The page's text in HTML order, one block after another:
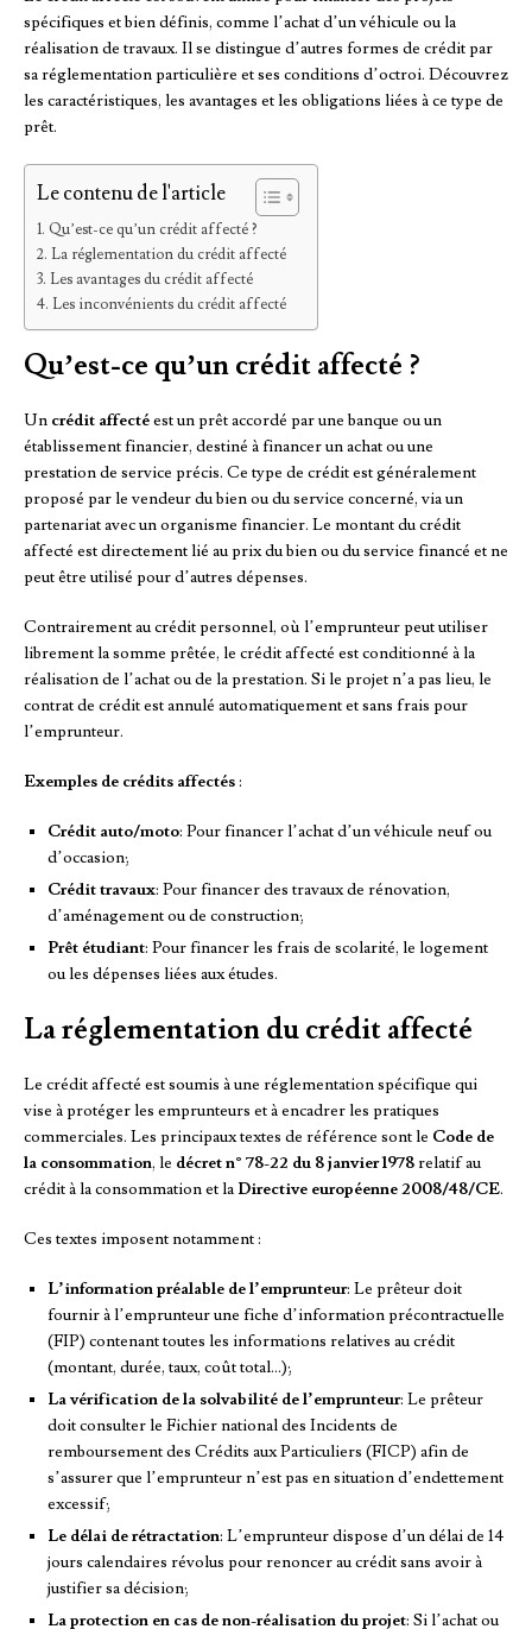
spécifiques et bien définis, comme l’achat d’un véhicule ou la
réalisation de travaux. Il se distingue d’autres formes de crédit par
sa réglementation particulière et ses conditions d’octroi. Découvrez
les caractéristiques, les avantages et les obligations liées à ce type de
prêt.
Le contenu de l'article
Qu’est-ce qu’un crédit affecté ?
La réglementation du crédit affecté
Les avantages du crédit affecté
Les inconvénients du crédit affecté
Qu’est-ce qu’un crédit affecté ?
Un crédit affectéest un prêt accordé par une banque ou un
établissement financier, destiné à financer un achat ou une
prestation de service précis. Ce type de crédit est généralement
proposé par le vendeur du bien ou du service concerné, via un
partenariat avec un organisme financier. Le montant du crédit
affecté est directement lié au prix du bien ou du service financé et ne
peut être utilisé pour d’autres dépenses.
Contrairement au crédit personnel, où l’emprunteur peut utiliser
librement la somme prêtée, le crédit affecté est conditionné à la
réalisation de l’achat ou de la prestation. Si le projet n’a pas lieu, le
contrat de crédit est annulé automatiquement et sans frais pour
l’emprunteur.
Exemples de crédits affectés:
Crédit auto/moto: Pour financer l’achat d’un véhicule neuf ou
d’occasion;
Crédit travaux: Pour financer des travaux de rénovation,
d’aménagement ou de construction;
Prêt étudiant: Pour financer les frais de scolarité, le logement
ou les dépenses liées aux études.
La réglementation du crédit affecté
Le crédit affecté est soumis à une réglementation spécifique qui
vise à protéger les emprunteurs et à encadrer les pratiques
commerciales. Les principaux textes de référence sont le Code de
la consommation, le décret n° 78-22 du 8 janvier 1978relatif au
crédit à la consommation et la Directive européenne 2008/48/CE.
Ces textes imposent notamment :
L’information préalable de l’emprunteur: Le prêteur doit
fournir à l’emprunteur une fiche d’information précontractuelle
(FIP) contenant toutes les informations relatives au crédit
(montant, durée, taux, coût total…);
La vérification de la solvabilité de l’emprunteur: Le prêteur
doit consulter le Fichier national des Incidents de
remboursement des Crédits aux Particuliers (FICP) afin de
s’assurer que l’emprunteur n’est pas en situation d’endettement
excessif;
Le délai de rétractation: L’emprunteur dispose d’un délai de 14
jours calendaires révolus pour renoncer au crédit sans avoir à
justifier sa décision;
La protection en cas de non-réalisation du projet: Si l’achat ou